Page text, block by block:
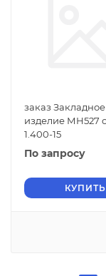
заказ Закладное
изделие МН527
1.400-15
По запросу
КУПИТЬ